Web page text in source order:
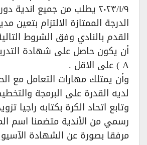
٢٠٢٣/١/٩ يطلب من جميع اندية
الدرجة الممتازة الالتزام بتعين
القدم بالنادي وفق الشروط
أن يكون حاصل على شهادة
A ) على الاقل .
وأن يمتلك مهارات التعامل مع
لديه القدرة على البرمجة
وتابع اتحاد الكرة بكتابه راجيا
رسمي من الأندية متضمنا اسم
مرفقا بصورة عن الشهادة